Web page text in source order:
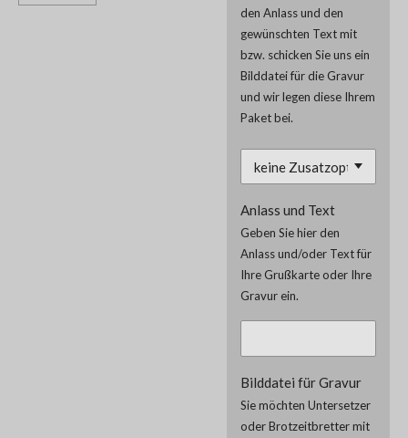
den Anlass und den
gewünschten Text mit
bzw. schicken Sie uns ein
Bilddatei für die Gravur
und wir legen diese Ihrem
Paket bei.
Anlass und Text
Geben Sie hier den
Anlass und/oder Text für
Ihre Grußkarte oder Ihre
Gravur ein.
Bilddatei für Gravur
Sie möchten Untersetzer
oder Brotzeitbretter mit